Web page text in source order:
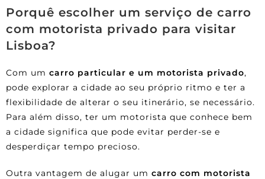
Porquê escolher um serviço de carro
com motorista privado para visitar
Lisboa?
Com um carro particular e um motorista privado,
pode explorar a cidade ao seu próprio ritmo e ter a
flexibilidade de alterar o seu itinerário, se necessário.
Para além disso, ter um motorista que conhece bem
a cidade significa que pode evitar perder-se e
desperdiçar tempo precioso.
Outra vantagem de alugar um carro com motorista